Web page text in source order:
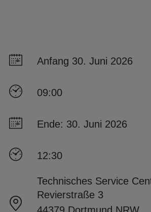
Anfang 30. Juni 2026
09:00
Ende: 30. Juni 2026
12:30
Technisches Service
Revierstraße 3